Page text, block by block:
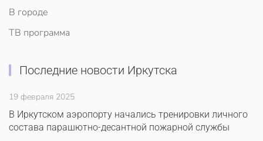
В городе
ТВ программа
Последние новости Иркутска
19 февраля 2025
В Иркутском аэропорту начались тренировки личного
состава парашютно-десантной пожарной службы